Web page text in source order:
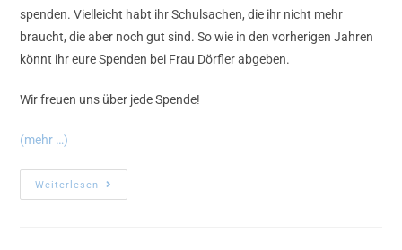
spenden. Vielleicht habt ihr Schulsachen, die ihr nicht mehr
braucht, die aber noch gut sind. So wie in den vorherigen Jahren
könnt ihr eure Spenden bei Frau Dörfler abgeben.
Wir freuen uns über jede Spende!
(mehr …)
Weiterlesen